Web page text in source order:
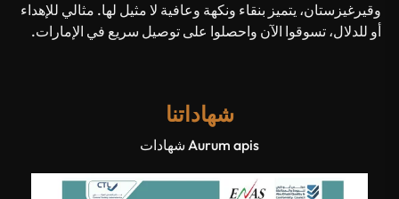
وقيرغيزستان، يتميز بنقاء ونكهة وعافية لا مثيل لها. مثالي للإهداء
أو للدلال، تسوقوا الآن واحصلوا على توصيل سريع في الإمارات.
شهاداتنا
شهادات Aurum apis